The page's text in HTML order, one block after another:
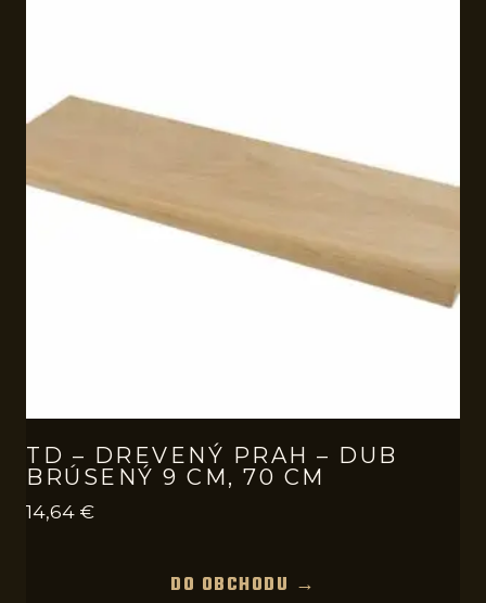
TD – DREVENÝ PRAH – DUB
BRÚSENÝ 9 CM, 70 CM
14,64 €
DO OBCHODU →